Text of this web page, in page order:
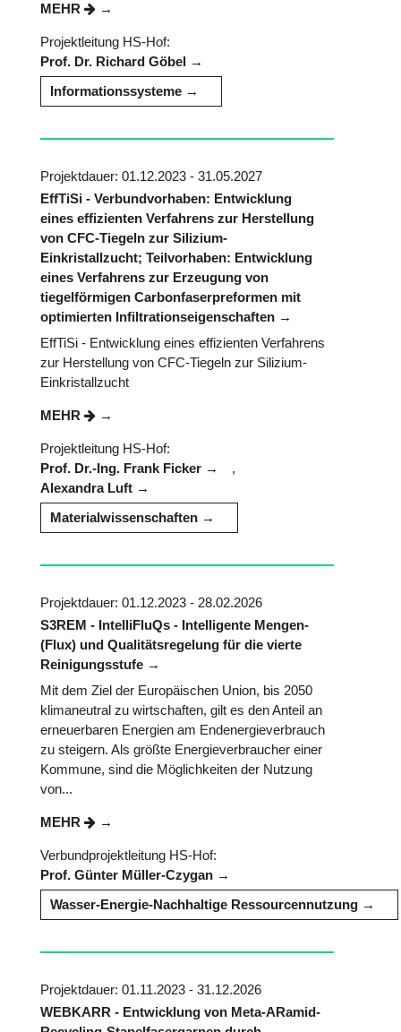
MEHR
Projektleitung HS-Hof:
Prof. Dr. Richard Göbel
Informationssysteme
Projektdauer: 01.12.2023 - 31.05.2027
EffTiSi - Verbundvorhaben: Entwicklung
eines effizienten Verfahrens zur Herstellung
von CFC-Tiegeln zur Silizium-
Einkristallzucht; Teilvorhaben: Entwicklung
eines Verfahrens zur Erzeugung von
tiegelförmigen Carbonfaserpreformen mit
optimierten Infiltrationseigenschaften
EffTiSi - Entwicklung eines effizienten Verfahrens
zur Herstellung von CFC-Tiegeln zur Silizium-
Einkristallzucht
MEHR
Projektleitung HS-Hof:
Prof. Dr.-Ing. Frank Ficker
,
Alexandra Luft
Materialwissenschaften
Projektdauer: 01.12.2023 - 28.02.2026
S3REM - IntelliFluQs - Intelligente Mengen-
(Flux) und Qualitätsregelung für die vierte
Reinigungsstufe
Mit dem Ziel der Europäischen Union, bis 2050
klimaneutral zu wirtschaften, gilt es den Anteil an
erneuerbaren Energien am Endenergieverbrauch
zu steigern. Als größte Energieverbraucher einer
Kommune, sind die Möglichkeiten der Nutzung
von...
MEHR
Verbundprojektleitung HS-Hof:
Prof. Günter Müller-Czygan
Wasser-Energie-Nachhaltige Ressourcennutzung
Projektdauer: 01.11.2023 - 31.12.2026
WEBKARR - Entwicklung von Meta-ARamid-